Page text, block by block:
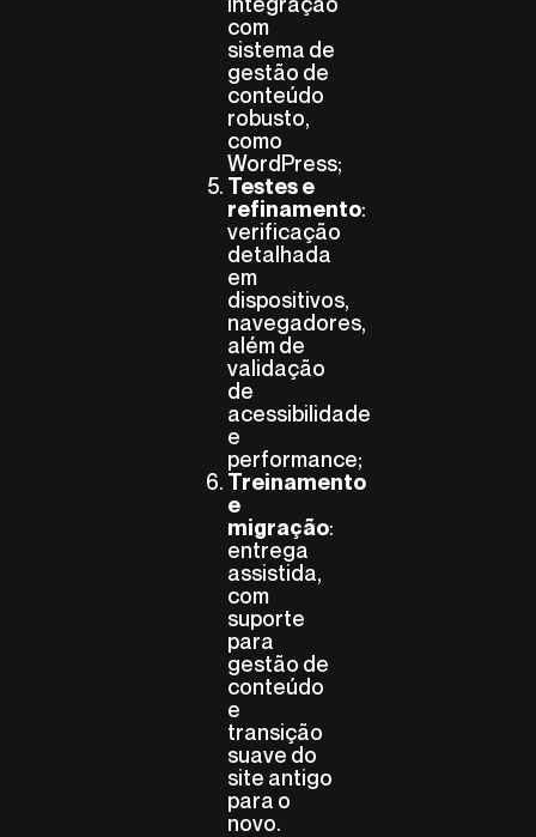
com
sistema de
gestão de
conteúdo
robusto,
como
WordPress;
Testes e
refinamento:
verificação
detalhada
em
dispositivos,
navegadores,
além de
validação
de
acessibilidade
e
performance;
Treinamento
e
migração:
entrega
assistida,
com
suporte
para
gestão de
conteúdo
e
transição
suave do
site antigo
para o
novo.